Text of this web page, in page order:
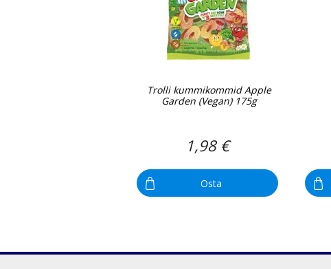
Trolli kummikommid Apple
Garden (Vegan) 175g
1,98 €
Osta